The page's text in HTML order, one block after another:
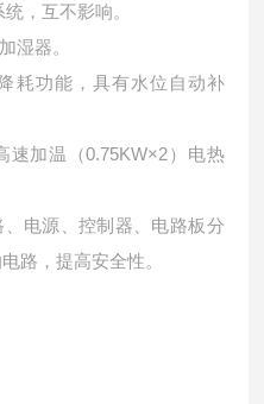
，互不影响。
湿器。
耗功能，具有水位自动补
速加温（0.75KW×2）电热
电源、控制器、电路板分
路，提高安全性。